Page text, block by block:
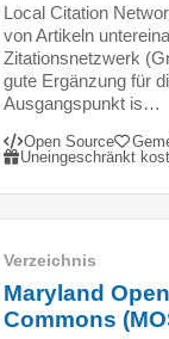
Local Citation
von Artikeln
Zitationsnetzwerk
gute Ergänzung für
Ausgangspunkt is…
Open Source
Uneingeschränkt
Verzeichnis
Maryland
Commons